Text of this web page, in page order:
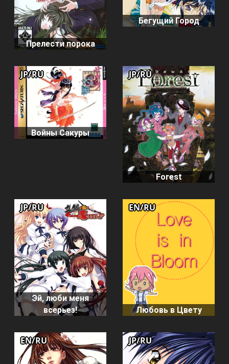
Прелести порока
Бегущий Город
Войны Сакуры
JP/RU
Forest
JP/RU
Эй, люби меня
всерьез!
JP/RU
Любовь в Цвету
EN/RU
EN/RU JP/RU